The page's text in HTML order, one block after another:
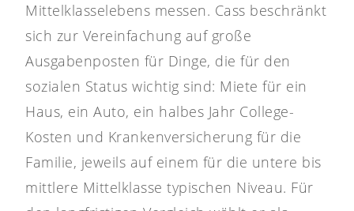
Mittelklasselebens messen. Cass beschränkt
sich zur Vereinfachung auf große
Ausgabenposten für Dinge, die für den
sozialen Status wichtig sind: Miete für ein
Haus, ein Auto, ein halbes Jahr College-
Kosten und Krankenversicherung für die
Familie, jeweils auf einem für die untere bis
mittlere Mittelklasse typischen Niveau. Für